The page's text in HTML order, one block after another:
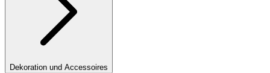
Dekoration und Accessoires